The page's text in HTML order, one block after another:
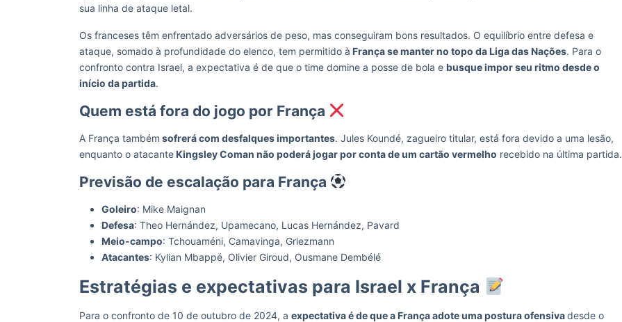
sua linha de ataque letal.
Os franceses têm enfrentado adversários de peso, mas conseguiram bons resultados. O equilíbrio entre defesa e
ataque, somado à profundidade do elenco, tem permitido à França se manter no topo da Liga das Nações. Para o
confronto contra Israel, a expectativa é de que o time domine a posse de bola e busque impor seu ritmo desde o
início da partida.
Quem está fora do jogo por França
A França também sofrerá com desfalques importantes. Jules Koundé, zagueiro titular, está fora devido a uma lesão,
enquanto o atacanteKingsley Coman não poderá jogar por conta de um cartão vermelho recebido na última partida.
Previsão de escalação para França
Goleiro: Mike Maignan
Defesa: Theo Hernández, Upamecano, Lucas Hernández, Pavard
Meio-campo: Tchouaméni, Camavinga, Griezmann
Atacantes: Kylian Mbappé, Olivier Giroud, Ousmane Dembélé
Estratégias e expectativas para Israel x França
Para o confronto de 10 de outubro de 2024, a expectativa é de que a França adote uma postura ofensivadesde o